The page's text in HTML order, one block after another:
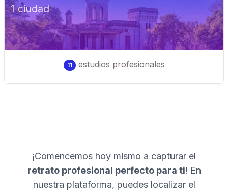
1ciudad
11 estudios profesionales
¡Comencemos hoy mismo a capturar el
retrato profesional perfecto para ti! En
nuestra plataforma, puedes localizar el